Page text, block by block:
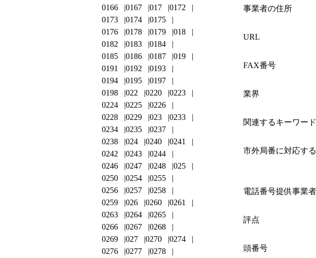
事業者の住所
URL
FAX番号
業界
関連するキーワード
市外局番に対応す
電話番号提供事業者
評点
頭番号
0166
0167 017
0172
0173
0174
0175
0176
0178 0179
018
0182
0183
0184
0185
0186 0187
019
0191
0192
0193
0194
0195
0197
0198
022 0220
0223
0224
0225
0226
0228
0229 023
0233
0234
0235
0237
0238
024 0240
0241
0242
0243
0244
0246
0247 0248
025
0250
0254
0255
0256
0257
0258
0259
026 0260
0261
0263
0264
0265
0266
0267
0268
0269
027 0270
0274
0276
0277
0278